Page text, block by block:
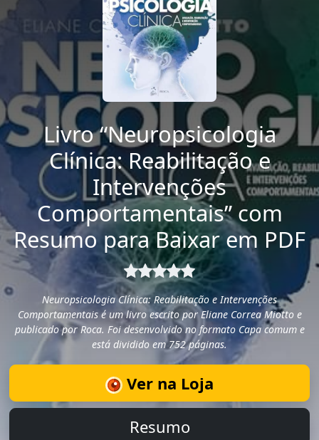
Livro “Neuropsicologia
Clínica: Reabilitação e
Intervenções
Comportamentais” com
Resumo para Baixar em PDF
Neuropsicologia Clínica: Reabilitação e Intervenções
Comportamentais é um livro escrito por Eliane Correa Miotto e
publicado por Roca. Foi desenvolvido no formato Capa comum e
está dividido em 752 páginas.
Ver na Loja
Resumo